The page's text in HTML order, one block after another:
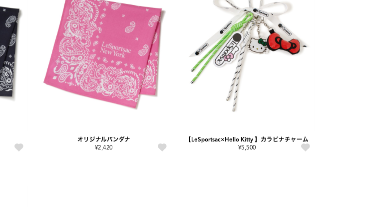
オリジナルバンダナ
¥2,420
【LeSportsac×Hello Kitty 】カラビナチャーム
¥5,500